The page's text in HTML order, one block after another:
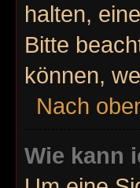
halten,
Bitte
können,
Nach
Wie kann